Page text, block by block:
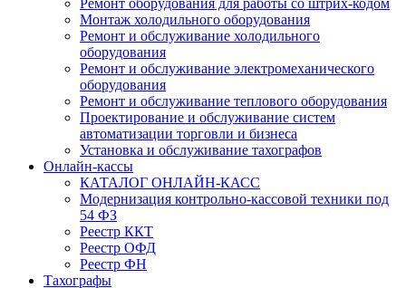
Ремонт оборудования для работы со штрих-кодом
Монтаж холодильного оборудования
Ремонт и обслуживание холодильного
оборудования
Ремонт и обслуживание электромеханического
оборудования
Ремонт и обслуживание теплового оборудования
Проектирование и обслуживание систем
автоматизации торговли и бизнеса
Установка и обслуживание тахографов
Онлайн-кассы
КАТАЛОГ ОНЛАЙН-КАСС
Модернизация контрольно-кассовой техники под
54 ФЗ
Реестр ККТ
Реестр ОФД
Реестр ФН
Тахографы